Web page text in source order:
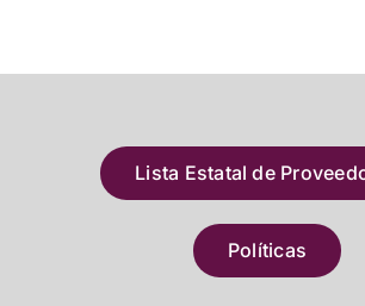
Lista Estatal de
Políticas